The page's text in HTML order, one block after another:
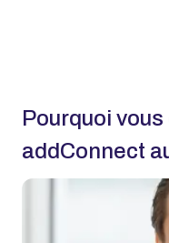
Pourquoi
addConnect